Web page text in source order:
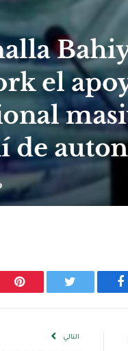
فيسبوك تويتر
التالي